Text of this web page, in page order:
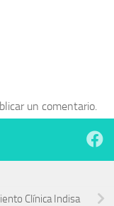
un comentario.
Clínica Indisa